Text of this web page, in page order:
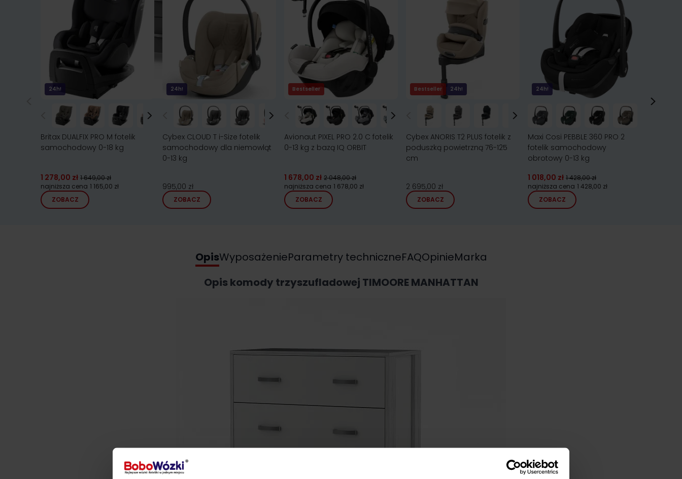
24h!
Britax DUALFIX PRO M fotelik
samochodowy 0-18 kg
1 278,00 zł 1 649,00 zł
najniższa cena 1 165,00 zł
ZOBACZ
24h!
Cybex CLOUD T i-Size fotelik
samochodowy dla niemowląt
0-13 kg
995,00 zł
ZOBACZ
Bestseller
Avionaut PIXEL PRO 2.0 C fotelik
0-13 kg z bazą IQ ORBIT
1 678,00 zł 2 048,00 zł
najniższa cena 1 678,00 zł
ZOBACZ
Bestseller 24h!
Cybex ANORIS T2 PLUS fotelik z
poduszką powietrzną 76-125
cm
2 695,00 zł
ZOBACZ
24h!
Maxi Cosi PEBBLE 360 PRO 2
fotelik samochodowy
obrotowy 0-13 kg
1 018,00 zł 1 428,00 zł
najniższa cena 1 428,00 zł
ZOBACZ
Opis
Opis komody trzyszufladowej TIMOORE MANHATTAN
WyposażenieParametry techniczneFAQOpinieMarka